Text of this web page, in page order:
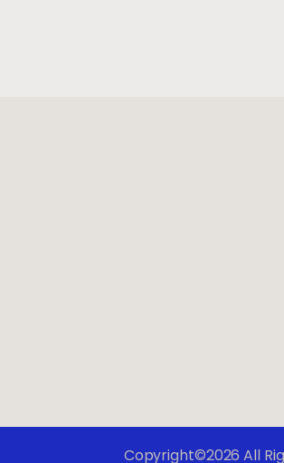
Copyright©2026 All